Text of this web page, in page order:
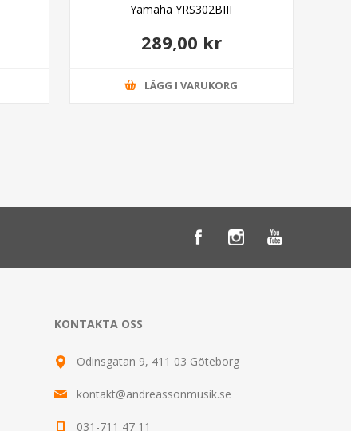
Yamaha YRS302BIII
289,00 kr
LÄGG I VARUKORG
KONTAKTA OSS
Odinsgatan 9, 411 03 Göteborg
kontakt@andreassonmusik.se
031-711 47 11